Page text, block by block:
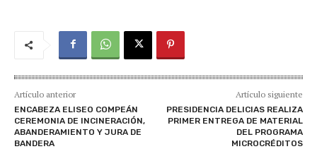
Artículo anterior
ENCABEZA ELISEO COMPEÁN
CEREMONIA DE INCINERACIÓN,
ABANDERAMIENTO Y JURA DE
BANDERA
Artículo siguiente
PRESIDENCIA DELICIAS REALIZA
PRIMER ENTREGA DE MATERIAL
DEL PROGRAMA
MICROCRÉDITOS